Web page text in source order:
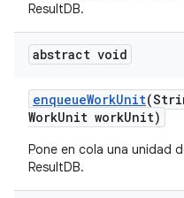
ResultDB.
abstract void
enqueueWorkUnit
WorkUnit workUnit)
Pone en cola una unidad
ResultDB.